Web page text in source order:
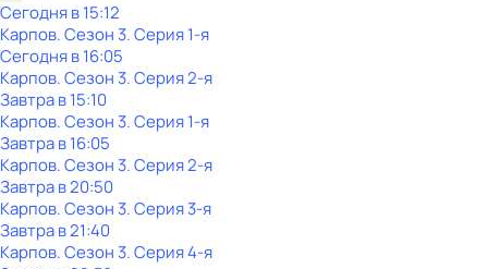
Сегодня в 15:12
Карпов. Сезон 3. Серия 1-я
Сегодня в 16:05
Карпов. Сезон 3. Серия 2-я
Завтра в 15:10
Карпов. Сезон 3. Серия 1-я
Завтра в 16:05
Карпов. Сезон 3. Серия 2-я
Завтра в 20:50
Карпов. Сезон 3. Серия 3-я
Завтра в 21:40
Карпов. Сезон 3. Серия 4-я